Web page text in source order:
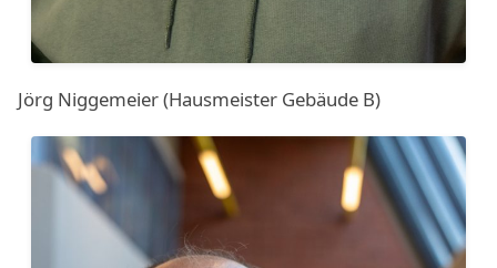
Jörg Niggemeier (Hausmeister Gebäude B)